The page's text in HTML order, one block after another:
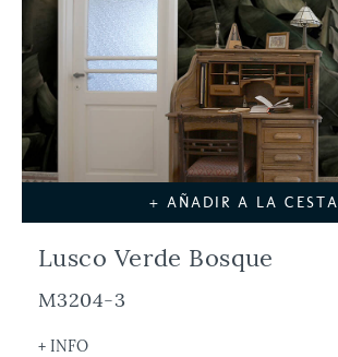
+ AÑADIR A LA CESTA
Lusco Verde Bosque
M3204-3
+ INFO